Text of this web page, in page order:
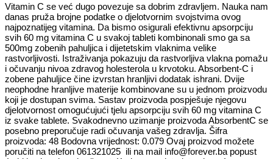
Vitamin C se već dugo povezuje sa dobrim zdravljem. Nauka nam
danas pruža brojne podatke o djelotvornim svojstvima ovog
najpoznatijeg vitamina. Da bismo osigurali efektivnu apsorpciju
svih 60 mg vitamina C u svakoj tableti kombinonali smo ga sa
500mg zobenih pahuljica i dijetetskim vlaknima velike
rastvorljivosti. Istraživanja pokazuju da rastvorljiva vlakna pomažu
i očuvanju nivoa zdravog holesterola u krvotoku. Absorbent-C i
zobene pahuljice čine izvrstan hranljivi dodatak ishrani. Dvije
neophodne hranljive materije kombinovane su u jednom proizvodu
koji je dostupan svima. Sastav proizvoda pospješuje njegovu
djelotvornost omogućujući tjelu apsorpciju svih 60 mg vitamina C
iz svake tablete. Svakodnevno uzimanje proizvoda AbsorbentC se
posebno preporučuje radi očuvanja vašeg zdravlja. Šifra
proizvoda: 48 Bodovna vrijednost: 0.079 Ovaj proizvod možete
poručiti na telefon 061321025 ili na mail info@forever.ba popust